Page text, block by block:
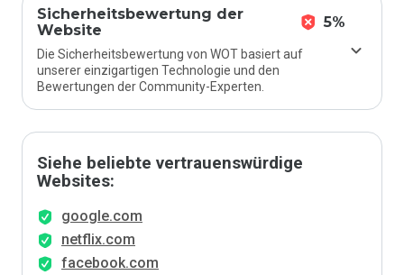
Sicherheitsbewertung der
Website
5%
Die Sicherheitsbewertung von WOT basiert auf
unserer einzigartigen Technologie und den
Bewertungen der Community-Experten.
Siehe beliebte vertrauenswürdige
Websites:
google.com
netflix.com
facebook.com